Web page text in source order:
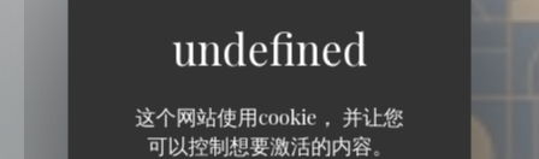
这个网站使用cookie， 并让您
可以控制想要激活的内容。